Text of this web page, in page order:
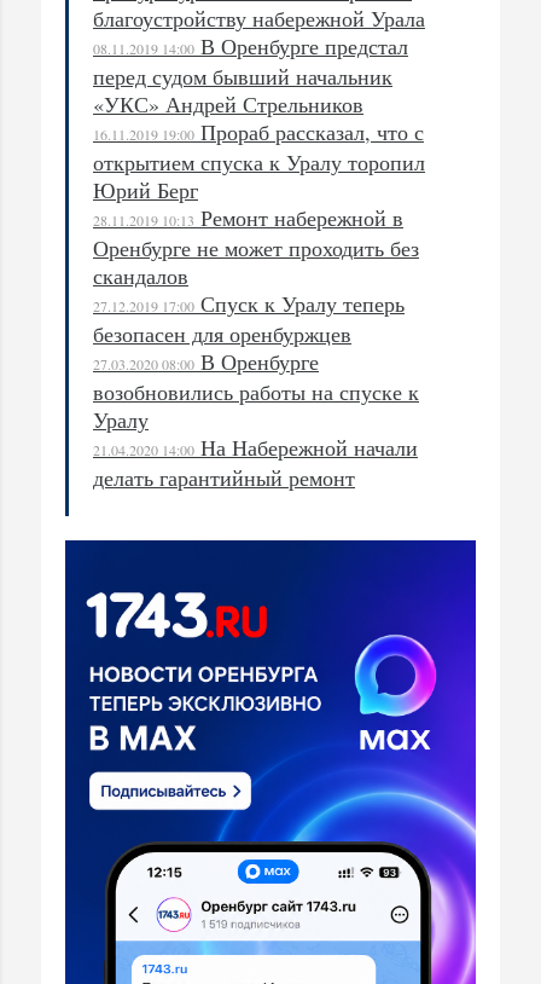
благоустройству набережной Урала
08.11.2019 14:00 В Оренбурге предстал
перед судом бывший начальник
«УКС» Андрей Стрельников
16.11.2019 19:00 Прораб рассказал, что с
открытием спуска к Уралу торопил
Юрий Берг
28.11.2019 10:13 Ремонт набережной в
Оренбурге не может проходить без
скандалов
27.12.2019 17:00 Спуск к Уралу теперь
безопасен для оренбуржцев
27.03.2020 08:00 В Оренбурге
возобновились работы на спуске к
Уралу
21.04.2020 14:00 На Набережной начали
делать гарантийный ремонт